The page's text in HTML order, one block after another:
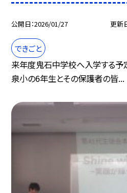
公開日 2026/01/27 更新
できごと
来年度鬼石中学校へ入学する予
泉小の6年生とその保護者の皆...